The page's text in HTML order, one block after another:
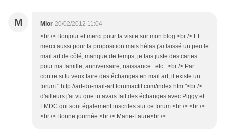
M Mlor 20/02/2012 11:04
<br /> Bonjour et merci pour ta visite sur mon blog.<br /> Et
merci aussi pour ta proposition mais hélas j'ai laissé un peu le
mail art de côté, manque de temps, je fais juste des cartes
pour ma famille, anniversaire, naissance...etc...<br /> Par
contre si tu veux faire des échanges en mail art, il existe un
forum " http://art-du-mail-art.forumactif.com/index.htm "<br />
d'ailleurs j'ai vu que tu avais fait des échanges avec Piggy et
LMDC qui sont également inscrites sur ce forum.<br /> <br />
<br /> Bonne journée.<br /> Marie-Laure<br />